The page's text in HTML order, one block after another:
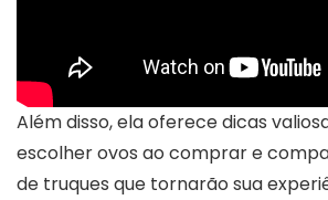
Além disso, ela oferece dicas
escolher ovos ao comprar e
de truques que tornarão sua